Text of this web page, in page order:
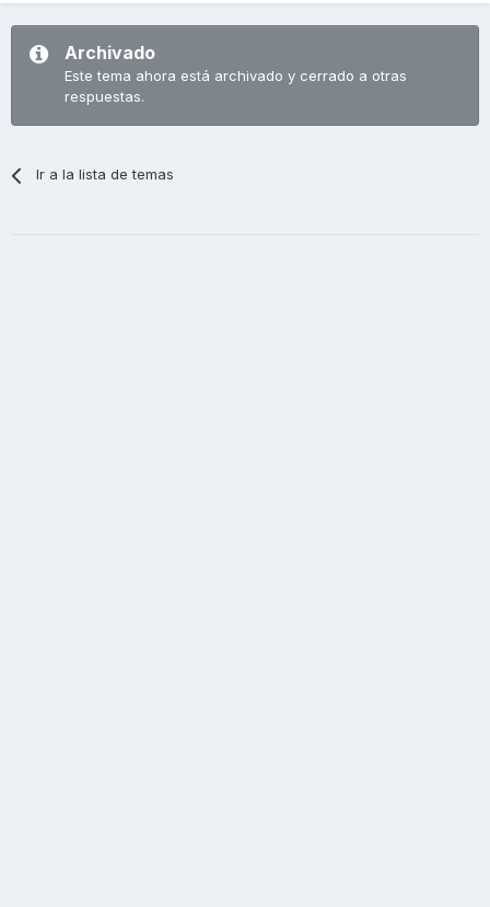
Archivado
Este tema ahora está archivado y cerrado a otras
respuestas.
Ir a la lista de temas